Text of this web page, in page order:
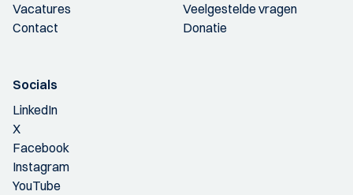
Vacatures
Contact
Veelgestelde vragen
Donatie
Socials
LinkedIn
X
Facebook
Instagram
YouTube